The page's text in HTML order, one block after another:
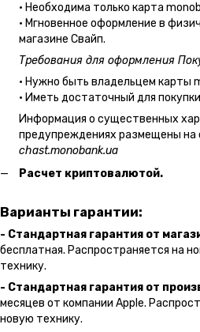
• Необходима только карта
• Мгновенное оформление в
магазине Cвайп.
Требования для оформления
• Нужно быть владельцем карты
• Иметь достаточный для
Информация о существенных
предупреждениях размещены на
chast.monobank.ua
Расчет криптовалютой.
Варианты гарантии:
- Стандартная гарантия от
бесплатная. Распространяется на
технику.
- Стандартная гарантия от
месяцев от компании Apple.
новую технику.